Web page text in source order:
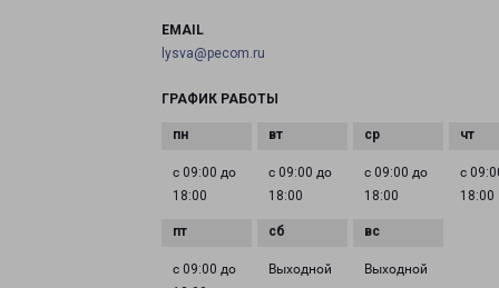
EMAIL
lysva@pecom.ru
ГРАФИК РАБОТЫ
с 09:00 до
18:00
с 09:00 до
18:00
с 09:00 до
18:00
с
18:00
с 09:00 до
Выходной Выходной